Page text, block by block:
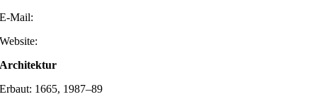
E-Mail:
Website:
Architektur
Erbaut: 1665, 1987–89